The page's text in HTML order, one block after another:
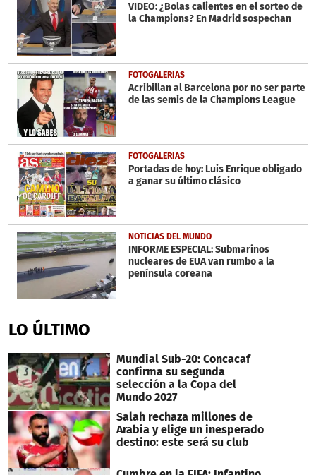
VIDEO: ¿Bolas calientes en el sorteo de
la Champions? En Madrid sospechan
FOTOGALERÍAS
Acribillan al Barcelona por no ser parte
de las semis de la Champions League
FOTOGALERÍAS
Portadas de hoy: Luis Enrique obligado
a ganar su último clásico
NOTICIAS DEL MUNDO
INFORME ESPECIAL: Submarinos
nucleares de EUA van rumbo a la
península coreana
LO ÚLTIMO
Mundial Sub-20: Concacaf
confirma su segunda
selección a la Copa del
Mundo 2027
Salah rechaza millones de
Arabia y elige un inesperado
destino: este será su club